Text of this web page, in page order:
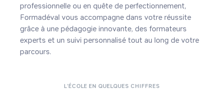
professionnelle ou en quête de perfectionnement,
Formadéval vous accompagne dans votre réussite
grâce à une pédagogie innovante, des formateurs
experts et un suivi personnalisé tout au long de votre
parcours.
L’ÉCOLE EN QUELQUES CHIFFRES